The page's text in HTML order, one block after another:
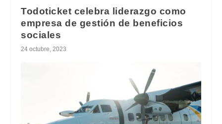
Todoticket celebra liderazgo como
empresa de gestión de beneficios
sociales
24 octubre, 2023